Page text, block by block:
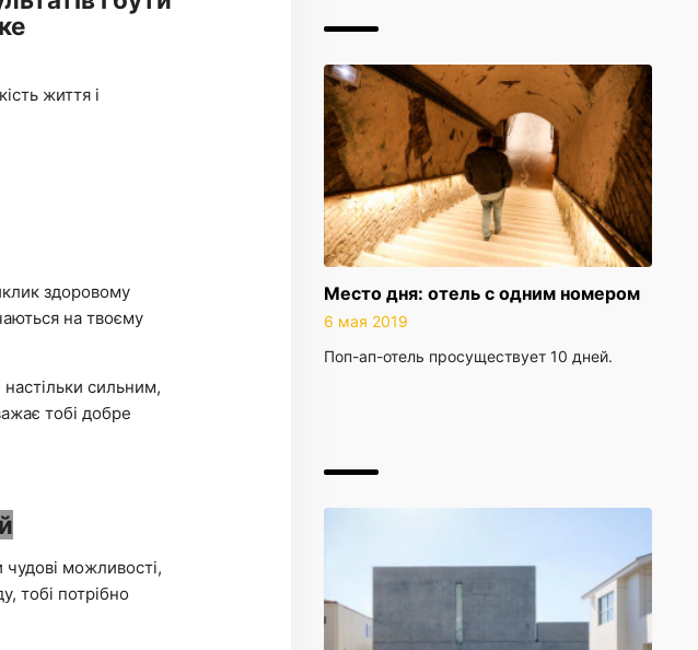
Место дня: отель с одним номером
6 мая 2019
Поп-ап-отель просуществует 10 дней.
життя і
здоровому
на твоєму
сильним,
тобі добре
можливості,
тобі потрібно